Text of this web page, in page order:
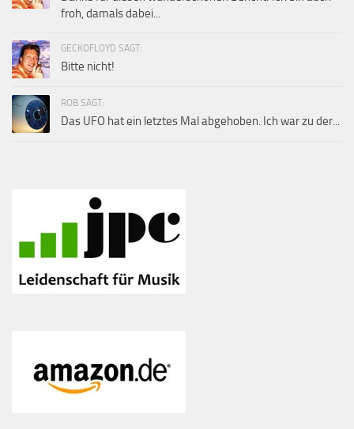
froh, damals dabei...
GECKOFLOYD SAGT:
Bitte nicht!
ROB SAGT:
Das UFO hat ein letztes Mal abgehoben. Ich war zu der...